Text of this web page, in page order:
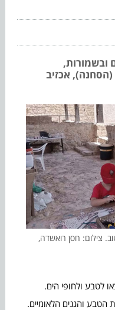
ובשמורות,
אכזיב
צילום: חסן רואשדה,
לטבע ולחופי הים.
הטבע והגנים הלאומיים.